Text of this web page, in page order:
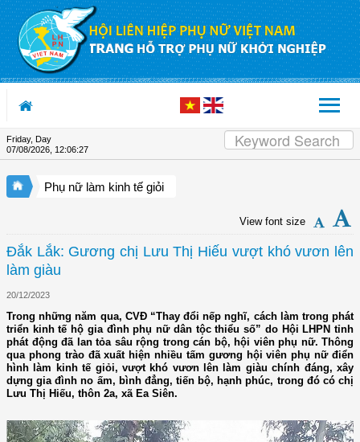
Skip to Content
Friday, Day
07/08/2026 12:06:28
Phụ nữ làm kinh tế giỏi
View font size
Đắk Lắk: Gương chị Lưu Thị Hiếu vượt khó vươn lên
làm giàu
20/12/2023
Trong những năm qua, CVĐ “Thay đổi nếp nghĩ, cách làm trong phát
triển kinh tế hộ gia đình phụ nữ dân tộc thiểu số” do Hội LHPN tỉnh
phát động đã lan tỏa sâu rộng trong cán bộ, hội viên phụ nữ. Thông
qua phong trào đã xuất hiện nhiều tấm gương hội viên phụ nữ điển
hình làm kinh tế giỏi, vượt khó vươn lên làm giàu chính đáng, xây
dựng gia đình no ấm, bình đẳng, tiến bộ, hạnh phúc, trong đó có chị
Lưu Thị Hiếu, thôn 2a, xã Ea Siên.